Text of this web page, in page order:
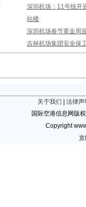
深圳机场：11号线开
站楼
深圳机场春节黄金周
吉林机场集团安全保
关于我们
法律声
国际空港信息网版
Copyright